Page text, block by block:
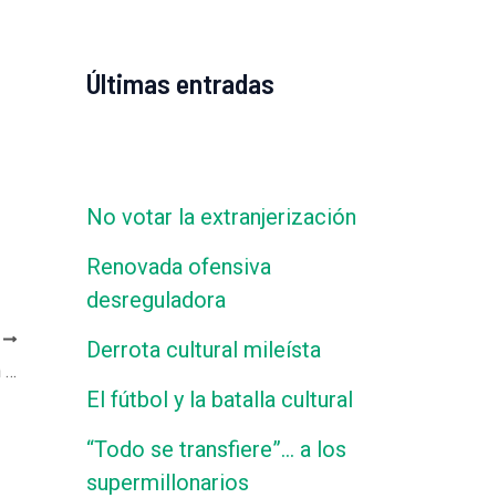
Juan Carlos Junio en La 990 – La tarde con Carlos Polimeni, con Carlos Polimeni
Últimas entradas
No votar la extranjerización
Renovada ofensiva
desreguladora
Derrota cultural mileísta
El fútbol y la batalla cultural
“Todo se transfiere”… a los
supermillonarios